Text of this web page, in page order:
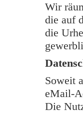
Wir
die auf
die
Soweit
eMail-
Die